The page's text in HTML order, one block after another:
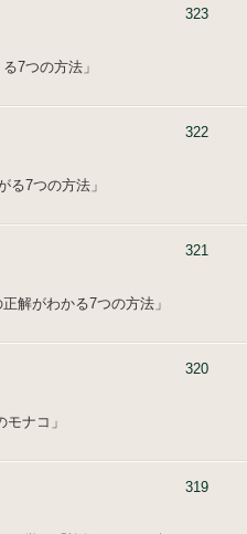
323
7つの方法」
322
る7つの方法」
321
解がわかる7つの方法」
320
ナコ」
319